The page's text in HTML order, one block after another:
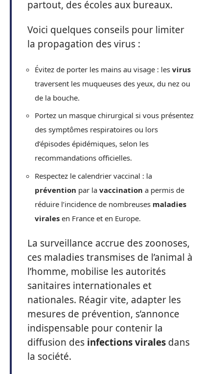
partout, des écoles aux bureaux.
Voici quelques conseils pour limiter
la propagation des virus :
Évitez de porter les mains au visage : les virus
traversent les muqueuses des yeux, du nez ou
de la bouche.
Portez un masque chirurgical si vous présentez
des symptômes respiratoires ou lors
d’épisodes épidémiques, selon les
recommandations officielles.
Respectez le calendrier vaccinal : la
prévention par la vaccination a permis de
réduire l’incidence de nombreuses maladies
virales en France et en Europe.
La surveillance accrue des zoonoses,
ces maladies transmises de l’animal à
l’homme, mobilise les autorités
sanitaires internationales et
nationales. Réagir vite, adapter les
mesures de prévention, s’annonce
indispensable pour contenir la
diffusion des infections virales dans
la société.